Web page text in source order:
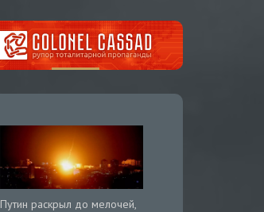
Путин раскрыл до мелочей,